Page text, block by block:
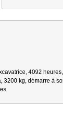
4092
3200 kg, démarre à